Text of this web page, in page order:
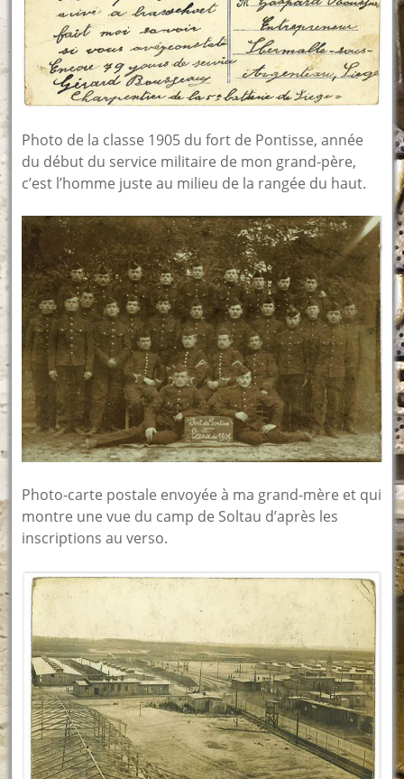
Photo de la classe 1905 du fort de Pontisse, année
du début du service militaire de mon grand-père,
c’est l’homme juste au milieu de la rangée du haut.
Photo-carte postale envoyée à ma grand-mère et qui
montre une vue du camp de Soltau d’après les
inscriptions au verso.